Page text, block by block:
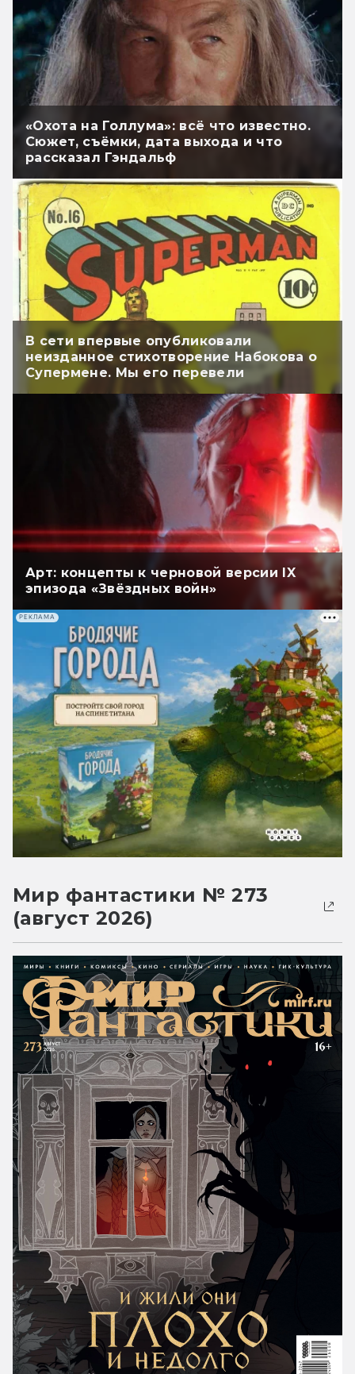
«Охота на Голлума»: всё что известно.
Сюжет, съёмки, дата выхода и что
рассказал Гэндальф
В сети впервые опубликовали
неизданное стихотворение Набокова о
Супермене. Мы его перевели
Арт: концепты к черновой версии IX
эпизода «Звёздных войн»
РЕКЛАМА
Мир фантастики № 273
(август 2026)